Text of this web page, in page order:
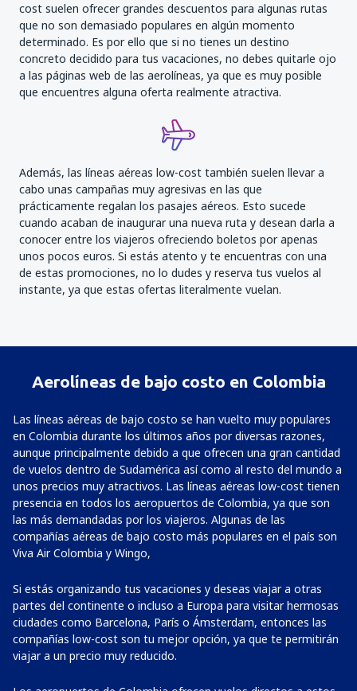
cost suelen ofrecer grandes descuentos para algunas rutas
que no son demasiado populares en algún momento
determinado. Es por ello que si no tienes un destino
concreto decidido para tus vacaciones, no debes quitarle ojo
a las páginas web de las aerolíneas, ya que es muy posible
que encuentres alguna oferta realmente atractiva.
Además, las líneas aéreas low-cost también suelen llevar a
cabo unas campañas muy agresivas en las que
prácticamente regalan los pasajes aéreos. Esto sucede
cuando acaban de inaugurar una nueva ruta y desean darla a
conocer entre los viajeros ofreciendo boletos por apenas
unos pocos euros. Si estás atento y te encuentras con una
de estas promociones, no lo dudes y reserva tus vuelos al
instante, ya que estas ofertas literalmente vuelan.
Aerolíneas de bajo costo en Colombia
Las líneas aéreas de bajo costo se han vuelto muy populares
en Colombia durante los últimos años por diversas razones,
aunque principalmente debido a que ofrecen una gran cantidad
de vuelos dentro de Sudamérica así como al resto del mundo a
unos precios muy atractivos. Las líneas aéreas low-cost tienen
presencia en todos los aeropuertos de Colombia, ya que son
las más demandadas por los viajeros. Algunas de las
compañías aéreas de bajo costo más populares en el país son
Viva Air Colombia y Wingo,
Si estás organizando tus vacaciones y deseas viajar a otras
partes del continente o incluso a Europa para visitar hermosas
ciudades como Barcelona, París o Ámsterdam, entonces las
compañías low-cost son tu mejor opción, ya que te permitirán
viajar a un precio muy reducido.